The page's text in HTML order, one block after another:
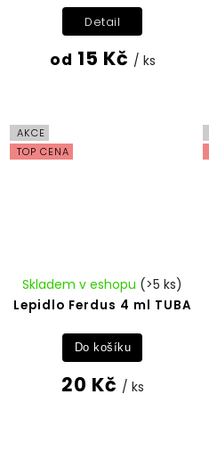
od 15 Kč / ks
Detail
AKCE
TOP CENA
Lepidlo Ferdus 4 ml TUBA
Skladem v eshopu (>5 ks)
20 Kč / ks
Do košíku